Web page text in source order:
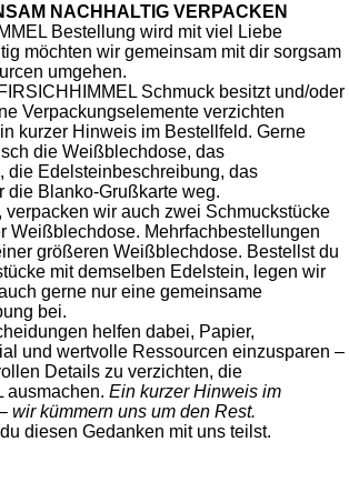
NACHHALTIG VERPACKEN
Bestellung wird mit viel Liebe
möchten wir gemeinsam mit dir sorgsam
umgehen.
Schmuck besitzt und/oder
Verpackungselemente verzichten
kurzer Hinweis im Bestellfeld. Gerne
die Weißblechdose, das
die Edelsteinbeschreibung, das
die Blanko-Grußkarte weg.
verpacken wir auch zwei Schmuckstücke
Weißblechdose. Mehrfachbestellungen
größeren Weißblechdose. Bestellst du
mit demselben Edelstein, legen wir
gerne nur eine gemeinsame
bei.
helfen dabei, Papier,
und wertvolle Ressourcen einzusparen –
Details zu verzichten, die
ausmachen. Ein kurzer Hinweis im
wir kümmern uns um den Rest.
diesen Gedanken mit uns teilst.